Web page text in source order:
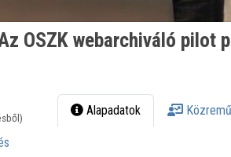
OSZK webarchiváló pilot
Alapadatok